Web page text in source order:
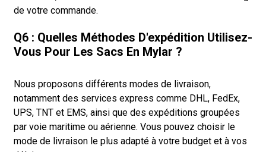
de votre commande.
Q6 : Quelles Méthodes D'expédition Utilisez-
Vous Pour Les Sacs En Mylar ?
Nous proposons différents modes de livraison,
notamment des services express comme DHL, FedEx,
UPS, TNT et EMS, ainsi que des expéditions groupées
par voie maritime ou aérienne. Vous pouvez choisir le
mode de livraison le plus adapté à votre budget et à vos